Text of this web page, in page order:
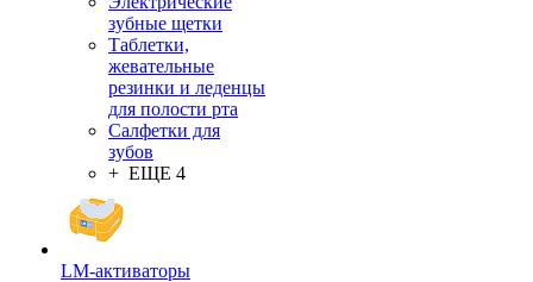
зубные щетки
Таблетки,
жевательные
резинки и леденцы
для полости рта
Салфетки для
зубов
+ ЕЩЕ 4
LM-активаторы